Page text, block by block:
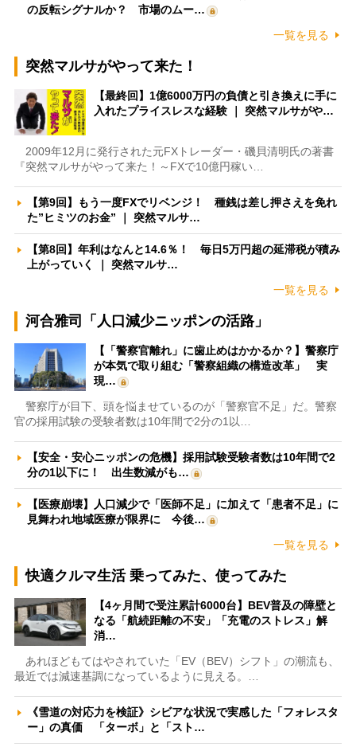
の反転シグナルか？ 市場のムー…
一覧を見る
突然マルサがやって来た！
【最終回】1億6000万円の負債と引き換えに手に
入れたプライスレスな経験 ｜ 突然マルサがや…
2009年12月に発行された元FXトレーダー・磯貝清明氏の著書
『突然マルサがやって来た！～FXで10億円稼い…
【第9回】もう一度FXでリベンジ！ 種銭は差し押さえを免れ
た”ヒミツのお金” ｜ 突然マルサ…
【第8回】年利はなんと14.6％！ 毎日5万円超の延滞税が積み
上がっていく ｜ 突然マルサ…
一覧を見る
河合雅司「人口減少ニッポンの活路」
【「警察官離れ」に歯止めはかかるか？】警察庁
が本気で取り組む「警察組織の構造改革」 実
現…
警察庁が目下、頭を悩ませているのが「警察官不足」だ。警察
官の採用試験の受験者数は10年間で2分の1以…
【安全・安心ニッポンの危機】採用試験受験者数は10年間で2
分の1以下に！ 出生数減がも…
【医療崩壊】人口減少で「医師不足」に加えて「患者不足」に
見舞われ地域医療が限界に 今後…
一覧を見る
快適クルマ生活 乗ってみた、使ってみた
【4ヶ月間で受注累計6000台】BEV普及の障壁と
なる「航続距離の不安」「充電のストレス」解
消…
あれほどもてはやされていた「EV（BEV）シフト」の潮流も、
最近では減速基調になっているように見える。…
《雪道の対応力を検証》シビアな状況で実感した「フォレスタ
ー」の真価 「ターボ」と「スト…